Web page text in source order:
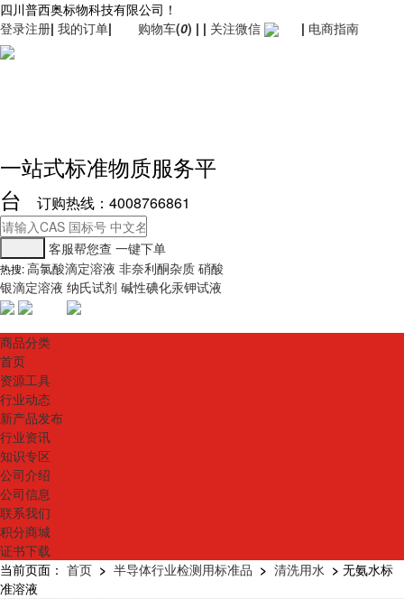
四川普西奥标物科技有限公司！
登录注册| 我的订单| 购物车(0) | | 关注微信 | 电商指南
一站式标准物质服务平
台
订购热线：4008766861
客服帮您查 一键下单
热搜:高氯酸滴定溶液 非奈利酮杂质 硝酸
银滴定溶液 纳氏试剂 碱性碘化汞钾试液
商品分类
首页
资源工具
行业动态
新产品发布
行业资讯
知识专区
公司介绍
公司信息
联系我们
积分商城
证书下载
当前页面： 首页 > 半导体行业检测用标准品 > 清洗用水 > 无氨水标
准溶液